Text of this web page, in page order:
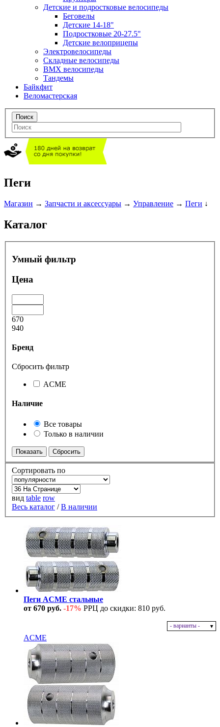
Детские и подростковые велосипеды
Беговелы
Детские 14-18"
Подростковые 20-27.5"
Детские велоприцепы
Электровелосипеды
Складные велосипеды
BMX велосипеды
Тандемы
Байкфит
Веломастерская
Пеги
Магазин → Запчасти и аксессуары → Управление → Пеги ↓
Каталог
Умный фильтр
Цена
670
940
Бренд
Сбросить фильтр
ACME
Наличие
Все товары
Только в наличии
Сортировать по
вид table row
Весь каталог /В наличии
Пеги ACME стальные
от 670 руб. -17% РРЦ до скидки: 810 руб.
- варианты -
ACME